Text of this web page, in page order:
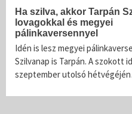
Ha szilva, akkor Tarpán
lovagokkal és megyei
pálinkaversennyel
Idén is lesz megyei
Szilvanap is Tarpán. A szokott
szeptember utolsó